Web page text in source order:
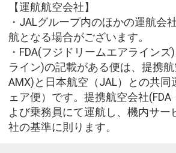
【運航航空会社】
・JALグループ内のほかの運航会
航となる場合がございます。
・FDA(フジドリームエアライン
ライン)の記載がある便は、提携航
AMX)と日本航空（JAL）との共同
ェア便）です。提携航空会社(FDA
よび乗務員にて運航し、機内サー
社の基準に則ります。